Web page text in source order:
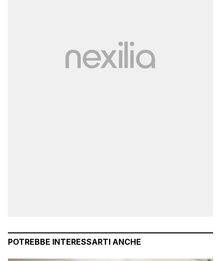
POTREBBE INTERESSARTI ANCHE